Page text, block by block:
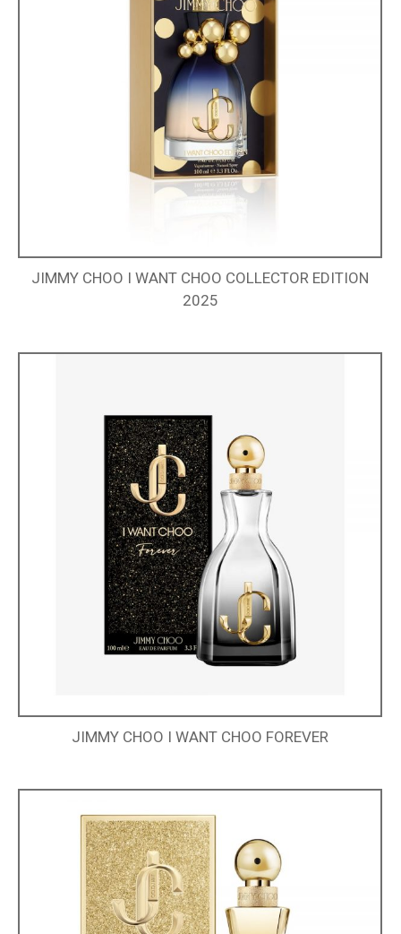
JIMMY CHOO I WANT CHOO COLLECTOR EDITION
2025
JIMMY CHOO I WANT CHOO FOREVER